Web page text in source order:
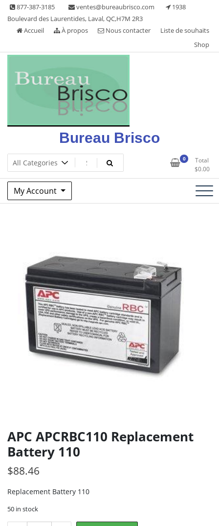
Skip 877-387-3185 ventes@bureaubrisco.com
1938
Boulevard des Laurentides, Laval, QC,H7M 2R3
Accueil
À propos Nous contacter
Liste de souhaits
Shop
Bureau Brisco
0
Total
$0.00
My Account
APC APCRBC110 Replacement
Battery 110
$88.46
Replacement Battery 110
50 in stock